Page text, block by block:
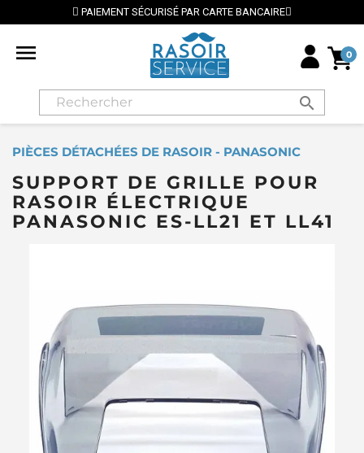
PAIEMENT SÉCURISÉ PAR CARTE BANCAIRE
 0
search
PIÈCES DÉTACHÉES DE RASOIR - PANASONIC
SUPPORT DE GRILLE POUR
RASOIR ÉLECTRIQUE
PANASONIC ES-LL21 ET LL41